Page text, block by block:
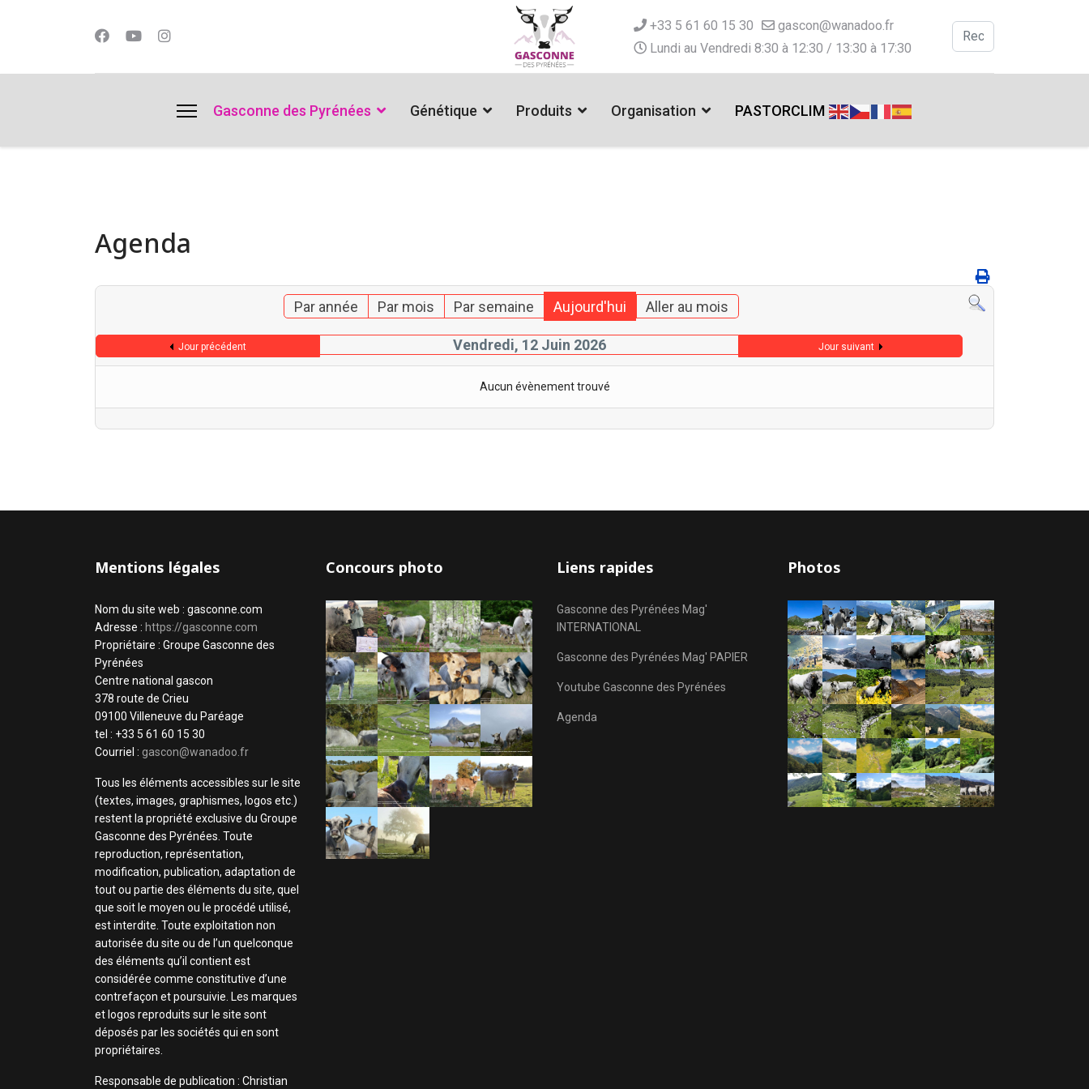
+33 5 61 60 15 30
gascon@wanadoo.fr
Lundi au Vendredi 8:30 à 12:30 / 13:30 à 17:30
Valider
Gasconne des Pyrénées Génétique Produits Organisation PASTORCLIM
Agenda
Par année Par mois Par semaine Aujourd'hui Aller au mois
Jour précédent Vendredi, 12 Juin 2026 Jour suivant
Aucun évènement trouvé
Mentions légales
Nom du site web : gasconne.com
Adresse : https://gasconne.com
Propriétaire : Groupe Gasconne des
Pyrénées
Centre national gascon
378 route de Crieu
09100 Villeneuve du Paréage
tel : +33 5 61 60 15 30
Courriel : gascon@wanadoo.fr
Tous les éléments accessibles sur le site
(textes, images, graphismes, logos etc.)
restent la propriété exclusive du Groupe
Gasconne des Pyrénées. Toute
reproduction, représentation,
modification, publication, adaptation de
tout ou partie des éléments du site, quel
que soit le moyen ou le procédé utilisé,
est interdite. Toute exploitation non
autorisée du site ou de l’un quelconque
des éléments qu’il contient est
considérée comme constitutive d’une
contrefaçon et poursuivie. Les marques
et logos reproduits sur le site sont
déposés par les sociétés qui en sont
propriétaires.
Responsable de publication : Christian
Concours photo Liens rapides
Gasconne des Pyrénées Mag'
INTERNATIONAL
Gasconne des Pyrénées Mag' PAPIER
Youtube Gasconne des Pyrénées
Agenda
Photos